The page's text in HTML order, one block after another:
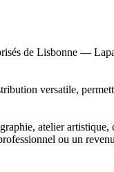
de Lisbonne —
versatile,
atelier
ou un
dans ce quartier